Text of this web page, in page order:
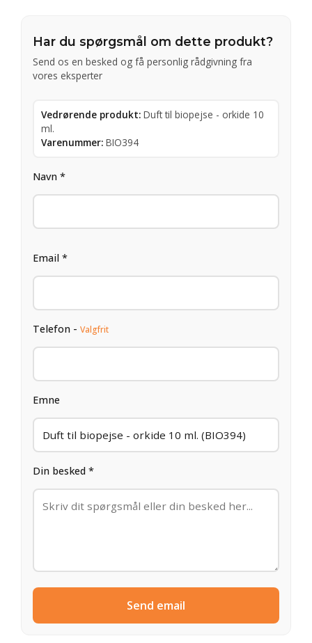
Har du spørgsmål om dette produkt?
Send os en besked og få personlig rådgivning fra
vores eksperter
Vedrørende produkt: Duft til biopejse - orkide 10
ml.
Varenummer: BIO394
Navn *
Email *
Telefon - Valgfrit
Emne
Din besked *
Send email